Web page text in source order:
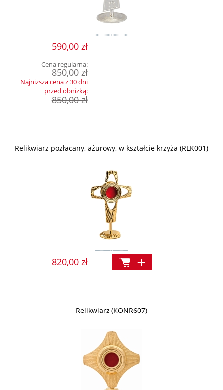
590,00 zł
Cena regularna:
850,00 zł
Najniższa cena z 30 dni
przed obniżką:
850,00 zł
Relikwiarz pozłacany, ażurowy, w kształcie krzyża (RLK001)
820,00 zł
Relikwiarz (KONR607)